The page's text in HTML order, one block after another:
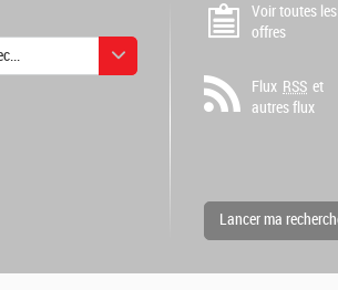
une ou des valeurs
Voir toutes les
offres
Flux RSS et
autres flux